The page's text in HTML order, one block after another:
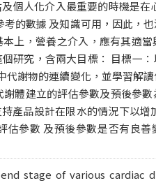
個人化介入最重要的時機是在
的數據 及知識可用，因此，
上，營養之介入，應有其適當
研究，含兩大目標： 目標一
謝物的連續變化，並學習解
體建立的評估參數及預後參
產品設計在限水的情況下以增
參數 及預後參數是否有良善
stage of various cardiac